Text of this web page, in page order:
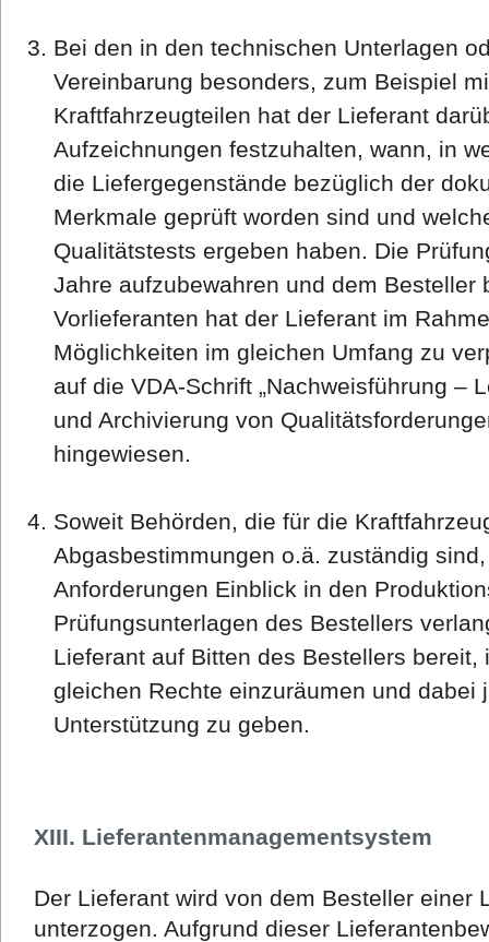
Bei den in den technischen Unterlagen
Vereinbarung besonders, zum Beispiel
Kraftfahrzeugteilen hat der Lieferant
Aufzeichnungen festzuhalten, wann, in
die Liefergegenstände bezüglich der
Merkmale geprüft worden sind und
Qualitätstests ergeben haben. Die
Jahre aufzubewahren und dem Besteller
Vorlieferanten hat der Lieferant im
Möglichkeiten im gleichen Umfang zu
auf die VDA-Schrift „Nachweisführung –
und Archivierung von
hingewiesen.
Soweit Behörden, die für die
Abgasbestimmungen o.ä. zuständig
Anforderungen Einblick in den
Prüfungsunterlagen des Bestellers
Lieferant auf Bitten des Bestellers
gleichen Rechte einzuräumen und dabei
Unterstützung zu geben.
XIII. Lieferantenmanagementsystem
Der Lieferant wird von dem Besteller einer
unterzogen. Aufgrund dieser